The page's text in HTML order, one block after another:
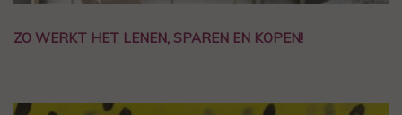
ZO WERKT HET LENEN, SPAREN EN KOPEN!